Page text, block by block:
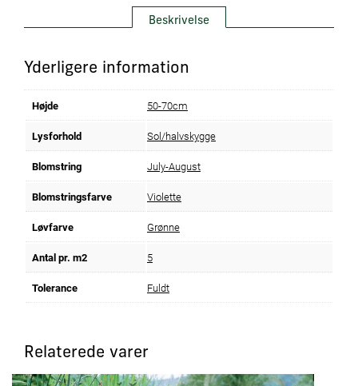
Beskrivelse
Yderligere information
Højde 50-70cm
Lysforhold Sol/halvskygge
Blomstring July-August
Blomstringsfarve Violette
Løvfarve Grønne
Antal pr. m2 5
Tolerance Fuldt
Relaterede varer